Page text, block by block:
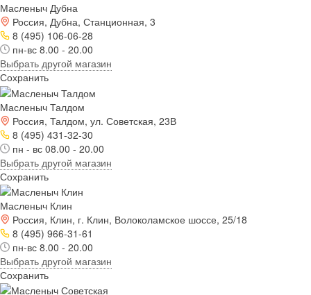
Масленыч Дубна
Россия, Дубна, Станционная, 3
8 (495) 106-06-28
пн-вс 8.00 - 20.00
Выбрать другой магазин
Сохранить
Масленыч Талдом
Россия, Талдом, ул. Советская, 23В
8 (495) 431-32-30
пн - вс 08.00 - 20.00
Выбрать другой магазин
Сохранить
Масленыч Клин
Россия, Клин, г. Клин, Волоколамское шоссе, 25/18
8 (495) 966-31-61
пн-вс 8.00 - 20.00
Выбрать другой магазин
Сохранить